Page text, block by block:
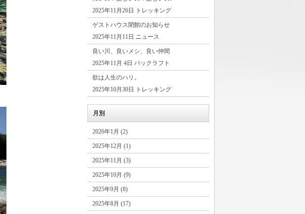
2025年11月26日 トレッキング
ゲストハウス閉館のお知らせ
2025年11月11日 ニュース
良い川、良いメシ、良い仲間
2025年11月 4日 パックラフト
欲は人生のハリ。
2025年10月30日 トレッキング
月別
2026年1月 (2)
2025年12月 (1)
2025年11月 (3)
2025年10月 (9)
2025年9月 (8)
2025年8月 (17)